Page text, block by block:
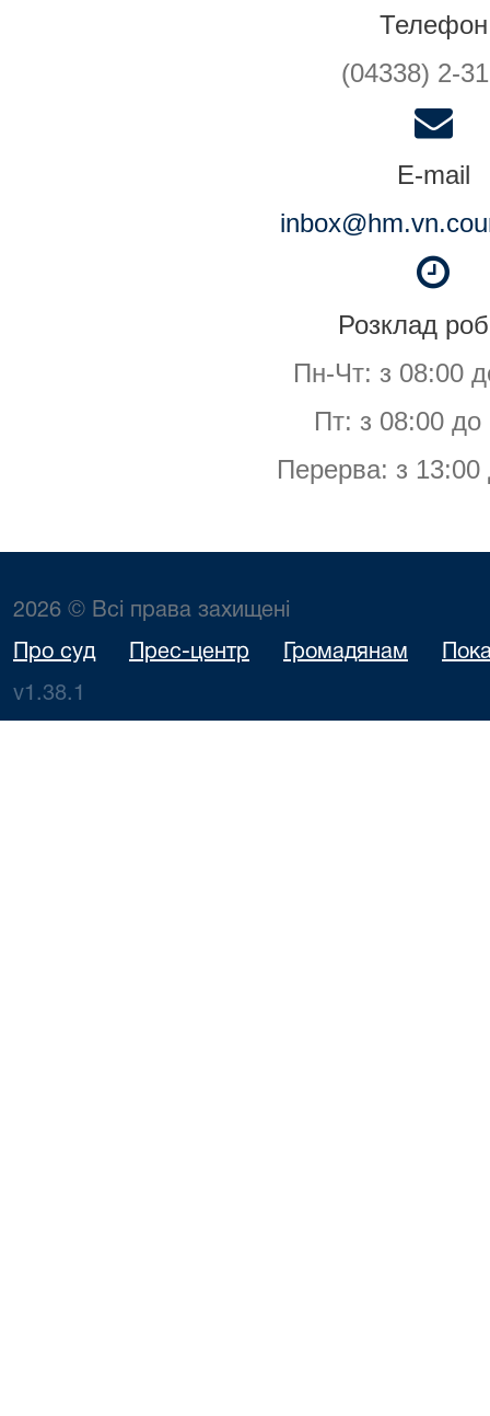
Телефон
(04338) 2-
E-mail
Розклад
Пн-Чт: з 08:00
Пт: з 08:00 до
Перерва: з 13:00
2026 © Всі права захищені
Про суд Прес-центр Громадянам
v1.38.1